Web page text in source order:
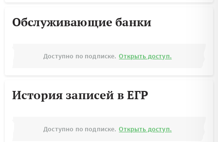
Обслуживающие банки
Доступно по подписке. Открыть доступ.
История записей в ЕГР
Доступно по подписке. Открыть доступ.